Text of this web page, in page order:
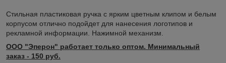
Стильная пластиковая ручка с ярким цветным клипом и белым
корпусом отлично подойдет для нанесения логотипов и
рекламной информации. Нажимной механизм.
ООО "Эперон" работает только оптом. Минимальный
заказ - 150 руб.